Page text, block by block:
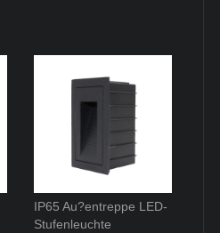
IP65 Au?entreppe LED-
Stufenleuchte